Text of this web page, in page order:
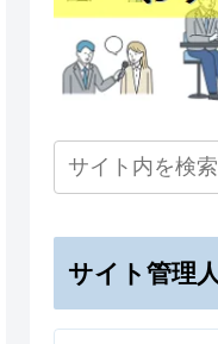
サイト管理人